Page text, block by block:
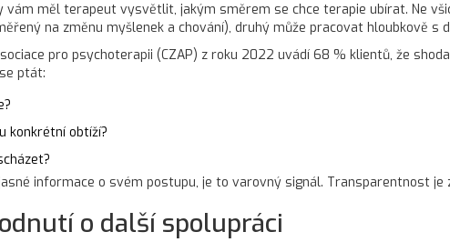
vám měl terapeut vysvětlit, jakým směrem se chce terapie ubírat. Ne
na změnu myšlenek a chování), druhý může pracovat hloubkově s
pro psychoterapii (CZAP) z roku 2022 uvádí 68 % klientů, že
ptát:
konkrétní obtíží?
informace o svém postupu, je to varovný signál. Transparentnost je
o další spolupráci